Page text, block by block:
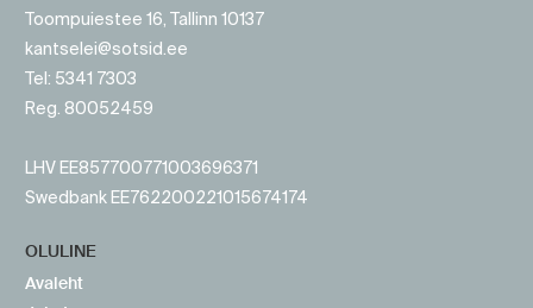
Toompuiestee 16, Tallinn 10137
kantselei@sotsid.ee
Tel: 5341 7303
Reg. 80052459
LHV EE857700771003696371
Swedbank EE762200221015674174
OLULINE
Avaleht